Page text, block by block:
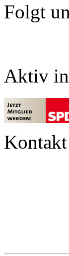
Folgt
Aktiv
Kontakt